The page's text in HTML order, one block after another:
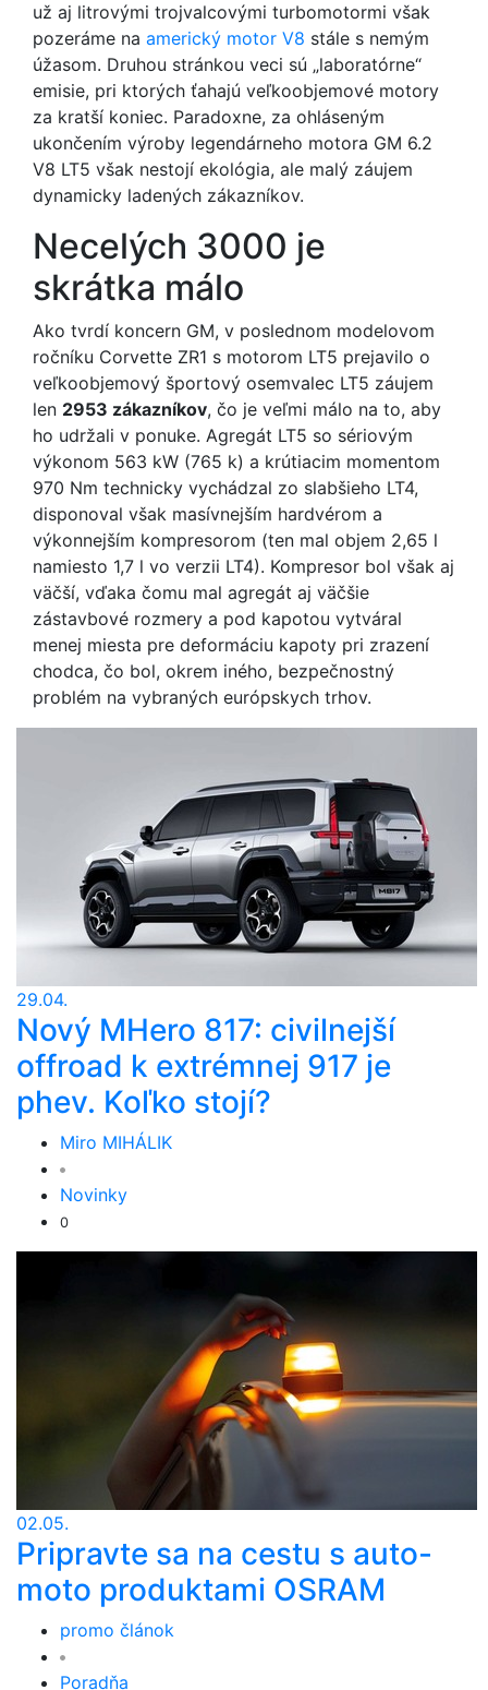
už aj litrovými trojvalcovými turbomotormi však
pozeráme na americký motor V8 stále s nemým
úžasom. Druhou stránkou veci sú „laboratórne“
emisie, pri ktorých ťahajú veľkoobjemové motory
za kratší koniec. Paradoxne, za ohláseným
ukončením výroby legendárneho motora GM 6.2
V8 LT5 však nestojí ekológia, ale malý záujem
dynamicky ladených zákazníkov.
Necelých 3000 je
skrátka málo
Ako tvrdí koncern GM, v poslednom modelovom
ročníku Corvette ZR1 s motorom LT5 prejavilo o
veľkoobjemový športový osemvalec LT5 záujem
len 2953 zákazníkov, čo je veľmi málo na to, aby
ho udržali v ponuke. Agregát LT5 so sériovým
výkonom 563 kW (765 k) a krútiacim momentom
970 Nm technicky vychádzal zo slabšieho LT4,
disponoval však masívnejším hardvérom a
výkonnejším kompresorom (ten mal objem 2,65 l
namiesto 1,7 l vo verzii LT4). Kompresor bol však aj
väčší, vďaka čomu mal agregát aj väčšie
zástavbové rozmery a pod kapotou vytváral
menej miesta pre deformáciu kapoty pri zrazení
chodca, čo bol, okrem iného, bezpečnostný
problém na vybraných európskych trhov.
29.04.
Nový MHero 817: civilnejší
offroad k extrémnej 917 je
phev. Koľko stojí?
Miro MIHÁLIK
Novinky
0
02.05.
Pripravte sa na cestu s auto-
moto produktami OSRAM
promo článok
Poradňa